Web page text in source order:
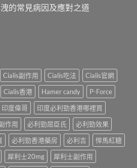
的常見病因及應對之道
Cialis副作用 Cialis吃法
Cialis官網
Cialis香港 Hamer candy
P-Force
印度偉哥
印度必利勁香港哪裡買
作用 必利勁屈臣氏
必利勁效果
必利勁香港藥房 必利吉
悍馬紅糖
犀利士20mg
犀利士副作用